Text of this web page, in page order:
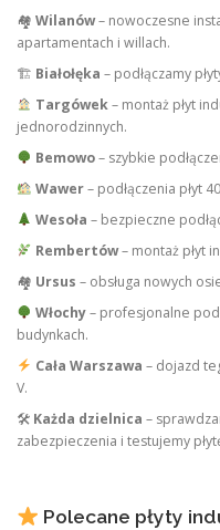
🏘 Wilanów– nowoczesne
apartamentach i willach.
🏗 Białołęka – podłączamy
Targówek– montaż płyt
jednorodzinnych.
Bemowo– szybkie
Wawer– podłączenia płyt
Wesoła – bezpieczne
Rembertów– montaż płyt
🏘 Ursus – obsługa nowych
Włochy– profesjonalne
budynkach.
Cała Warszawa – dojazd
V.
🛠 Każda dzielnica –
zabezpieczenia i testujemy
Polecane płyty